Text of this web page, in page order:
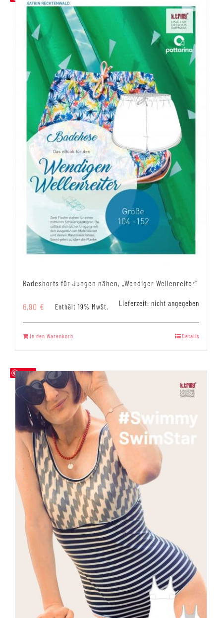
Badeshorts für Jungen nähen, „Wendiger Wellenreiter“
6,90 € Enthält 19% MwSt. Lieferzeit: nicht angegeben
In den Warenkorb Details
Save